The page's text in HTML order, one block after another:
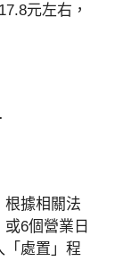
元左右，
根據相關法
6個營業日
「處置」程